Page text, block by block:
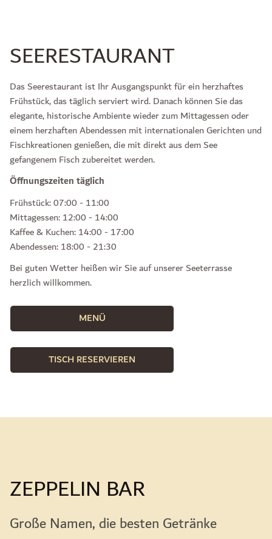
SEERESTAURANT
Das Seerestaurant ist Ihr Ausgangspunkt für ein herzhaftes
Frühstück, das täglich serviert wird. Danach können Sie das
elegante, historische Ambiente wieder zum Mittagessen oder
einem herzhaften Abendessen mit internationalen Gerichten und
Fischkreationen genießen, die mit direkt aus dem See
gefangenem Fisch zubereitet werden.
Öffnungszeiten täglich
Frühstück: 07:00 - 11:00
Mittagessen: 12:00 - 14:00
Kaffee & Kuchen: 14:00 - 17:00
Abendessen: 18:00 - 21:30
Bei guten Wetter heißen wir Sie auf unserer Seeterrasse
herzlich willkommen.
MENÜ
TISCH RESERVIEREN
ZEPPELIN BAR
Große Namen, die besten Getränke